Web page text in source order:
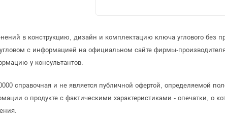
в конструкцию, дизайн и комплектацию ключа углового без
с информацией на официальном сайте фирмы-
у консультантов.
справочная и не является публичной офертой, определяемой
о продукте с фактическими характеристиками - опечатки, о